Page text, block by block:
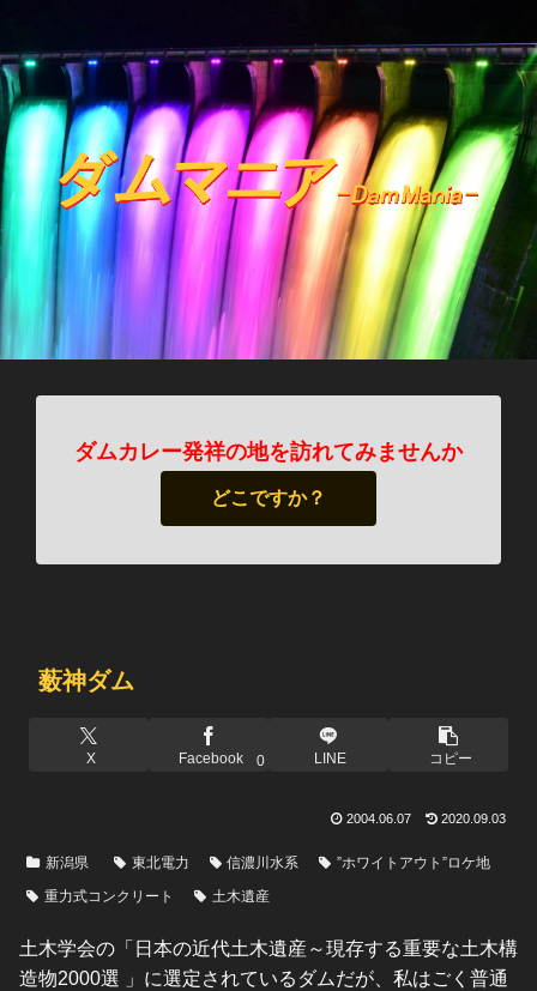
ダムカレー発祥の地を訪れてみませんか
どこですか？
薮神ダム
X Facebook 0 LINE コピー
2004.06.07 2020.09.03
新潟県 東北電力 信濃川水系
”ホワイトアウト”ロケ地
重力式コンクリート
土木遺産
土木学会の「日本の近代土木遺産～現存する重要な土木構
造物2000選 」に選定されているダムだが、私はごく普通